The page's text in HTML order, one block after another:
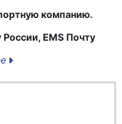
компанию.
EMS Почту